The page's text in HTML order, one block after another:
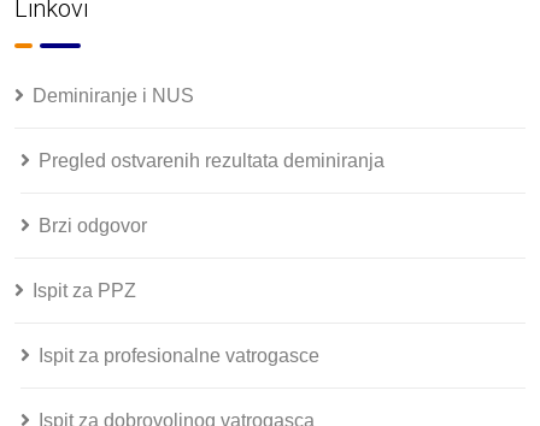
Linkovi
Deminiranje i NUS
Pregled ostvarenih rezultata deminiranja
Brzi odgovor
Ispit za PPZ
Ispit za profesionalne vatrogasce
Ispit za dobrovoljnog vatrogasca